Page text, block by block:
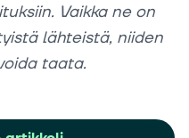
Vaikka ne on
lähteistä, niiden
taata.